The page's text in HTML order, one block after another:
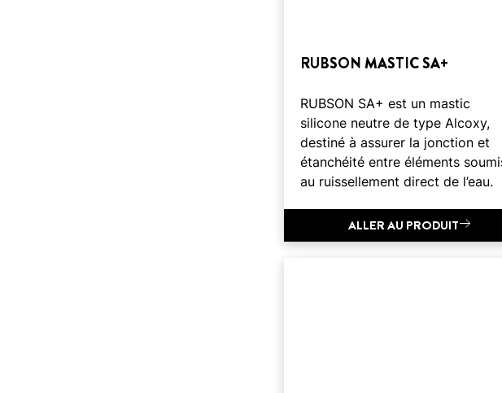
RUBSON MASTIC SA+
RUBSON SA+ est un mastic
silicone neutre de type Alcoxy,
destiné à assurer la jonction et
étanchéité entre éléments
au ruissellement direct de l’eau.
ALLER AU PRODUIT